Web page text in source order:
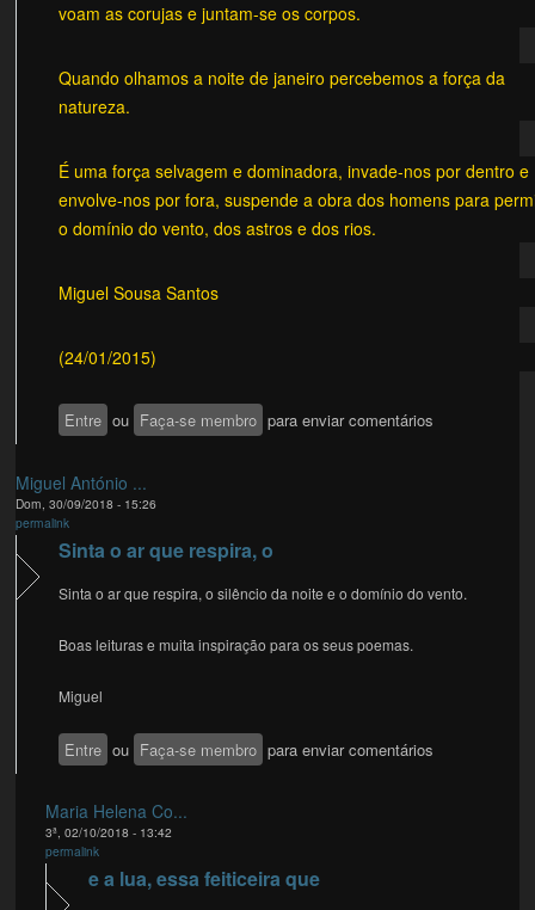
voam as corujas e juntam-se os corpos.
Quando olhamos a noite de janeiro percebemos a força da
natureza.
É uma força selvagem e dominadora, invade-nos por dentro e
envolve-nos por fora, suspende a obra dos homens para
o domínio do vento, dos astros e dos rios.
Miguel Sousa Santos
(24/01/2015)
Entre ou Faça-se membro para enviar comentários
Miguel António ...
Dom, 30/09/2018 - 15:26
permalink
Sinta o ar que respira, o
Sinta o ar que respira, o silêncio da noite e o domínio do vento.
Boas leituras e muita inspiração para os seus poemas.
Miguel
Entre ou Faça-se membro para enviar comentários
Maria Helena Co...
3ª, 02/10/2018 - 13:42
permalink
e a lua, essa feiticeira que